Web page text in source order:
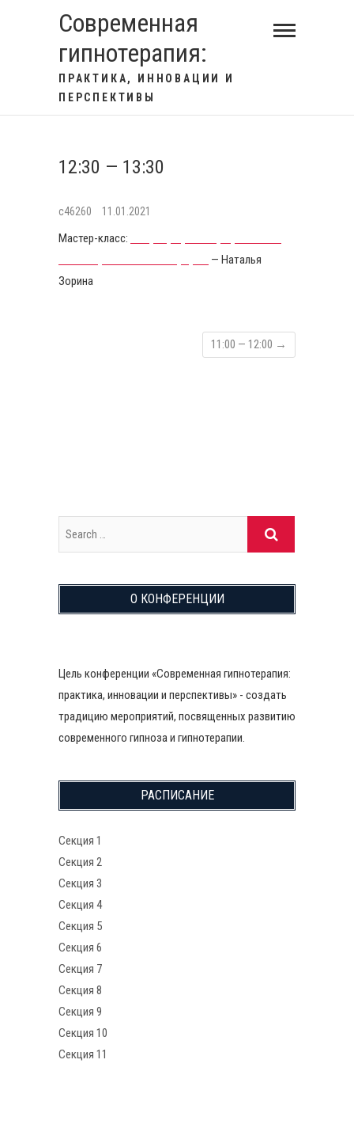
o
Современная
гипнотерапия:
ПРАКТИКА, ИННОВАЦИИ И
ПЕРСПЕКТИВЫ
12:30 — 13:30
c46260 11.01.2021
Мастер-класс:
— Наталья
Зорина
11:00 — 12:00 →
О КОНФЕРЕНЦИИ
Цель конференции «Современная гипнотерапия:
практика, инновации и перспективы» - создать
традицию мероприятий, посвященных развитию
современного гипноза и гипнотерапии.
РАСПИСАНИЕ
Секция 1
Секция 2
Секция 3
Секция 4
Секция 5
Секция 6
Секция 7
Секция 8
Секция 9
Секция 10
Секция 11